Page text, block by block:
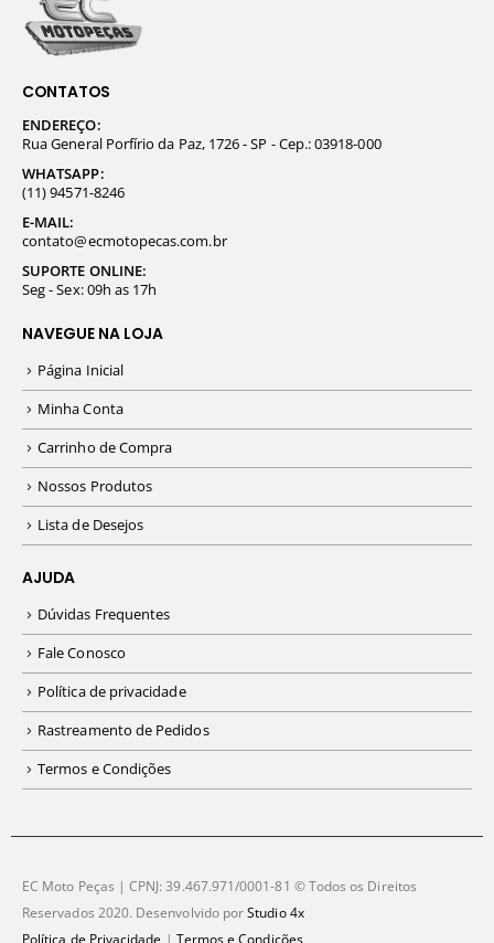
CONTATOS
ENDEREÇO:
Rua General Porfírio da Paz, 1726 - SP - Cep.: 03918-000
WHATSAPP:
(11) 94571-8246
E-MAIL:
contato@ecmotopecas.com.br
SUPORTE ONLINE:
Seg - Sex: 09h as 17h
NAVEGUE NA LOJA
Página Inicial
Minha Conta
Carrinho de Compra
Nossos Produtos
Lista de Desejos
AJUDA
Dúvidas Frequentes
Fale Conosco
Política de privacidade
Rastreamento de Pedidos
Termos e Condições
EC Moto Peças | CPNJ: 39.467.971/0001-81 © Todos os Direitos
Reservados 2020. Desenvolvido porStudio 4x
Política de Privacidade | Termos e Condições